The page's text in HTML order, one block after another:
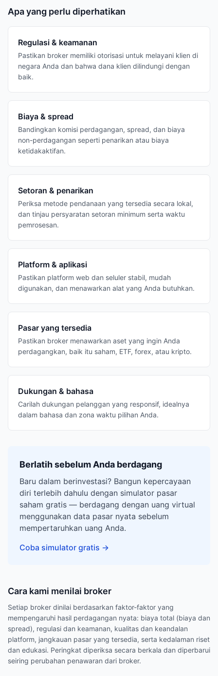
Apa yang perlu diperhatikan
Regulasi & keamanan
Pastikan broker memiliki otorisasi untuk melayani klien di
negara Anda dan bahwa dana klien dilindungi dengan
baik.
Biaya & spread
Bandingkan komisi perdagangan, spread, dan biaya
non-perdagangan seperti penarikan atau biaya
ketidakaktifan.
Setoran & penarikan
Periksa metode pendanaan yang tersedia secara lokal,
dan tinjau persyaratan setoran minimum serta waktu
pemrosesan.
Platform & aplikasi
Pastikan platform web dan seluler stabil, mudah
digunakan, dan menawarkan alat yang Anda butuhkan.
Pasar yang tersedia
Pastikan broker menawarkan aset yang ingin Anda
perdagangkan, baik itu saham, ETF, forex, atau kripto.
Dukungan & bahasa
Carilah dukungan pelanggan yang responsif, idealnya
dalam bahasa dan zona waktu pilihan Anda.
Berlatih sebelum Anda berdagang
Baru dalam berinvestasi? Bangun kepercayaan
diri terlebih dahulu dengan simulator pasar
saham gratis — berdagang dengan uang virtual
menggunakan data pasar nyata sebelum
mempertaruhkan uang Anda.
Coba simulator gratis →
Cara kami menilai broker
Setiap broker dinilai berdasarkan faktor-faktor yang
mempengaruhi hasil perdagangan nyata: biaya total (biaya dan
spread), regulasi dan keamanan, kualitas dan keandalan
platform, jangkauan pasar yang tersedia, serta kedalaman riset
dan edukasi. Peringkat diperiksa secara berkala dan diperbarui
seiring perubahan penawaran dari broker.